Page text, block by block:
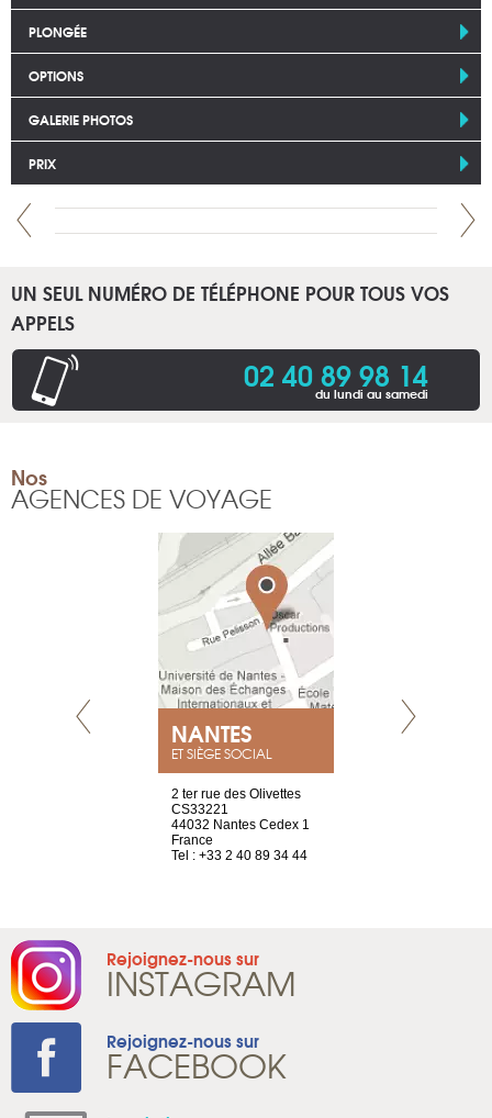
PLONGÉE
OPTIONS
GALERIE PHOTOS
PRIX
UN SEUL NUMÉRO DE TÉLÉPHONE POUR TOUS VOS
APPELS
02 40 89 98 14
du lundi au samedi
Nos
AGENCES DE VOYAGE
NANTES
ET SIÈGE SOCIAL
2 ter rue des Olivettes
CS33221
44032 Nantes Cedex 1
France
Tel : +33 2 40 89 34 44
Rejoignez-nous sur
INSTAGRAM
Rejoignez-nous sur
FACEBOOK